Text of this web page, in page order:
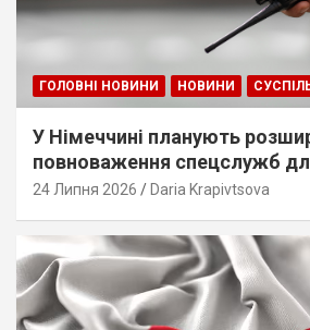
ГОЛОВНІ НОВИНИ НОВИНИ
У Німеччині планують
повноваження спецслужб
стеження
24 Липня 2026 Daria Krapivtsova